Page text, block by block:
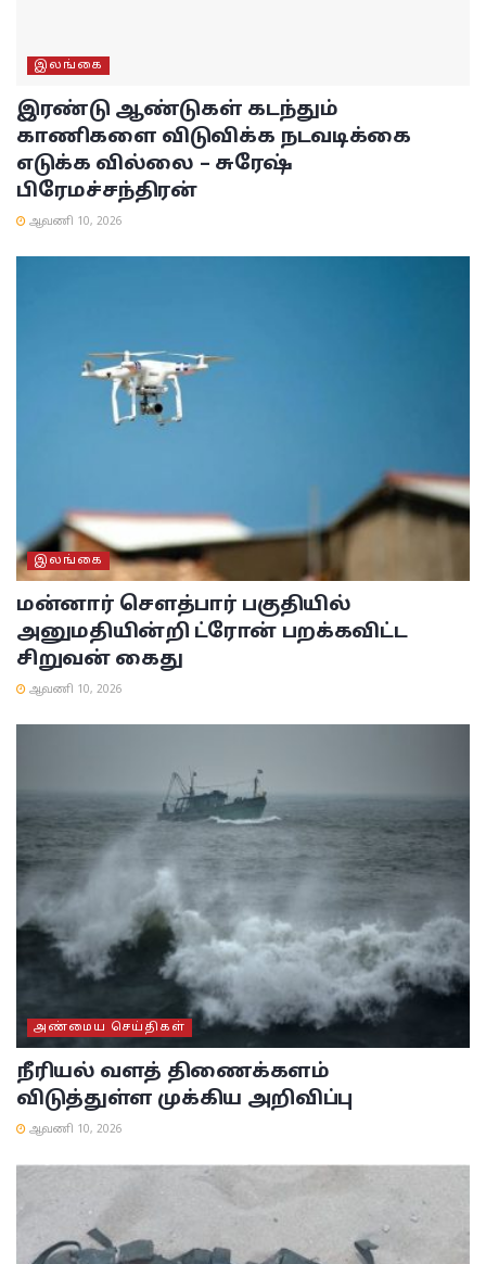
இலங்கை
இரண்டு ஆண்டுகள் கடந்தும்
காணிகளை விடுவிக்க நடவடிக்கை
எடுக்க வில்லை – சுரேஷ்
பிரேமச்சந்திரன்
ஆவணி 10, 2026
இலங்கை
மன்னார் சௌத்பார் பகுதியில்
அனுமதியின்றி ட்ரோன் பறக்கவிட்ட
சிறுவன் கைது
ஆவணி 10, 2026
அண்மைய செய்திகள்
நீரியல் வளத் திணைக்களம்
விடுத்துள்ள முக்கிய அறிவிப்பு
ஆவணி 10, 2026